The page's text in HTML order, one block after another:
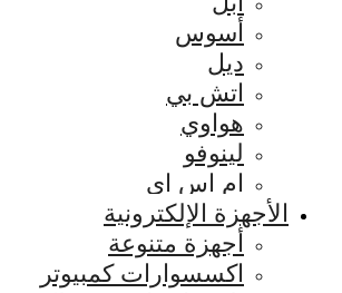
أسوس
ديل
اتش بي
هواوي
لينوفو
ام اس اي
الأجهزة الإلكترونية
أجهزة متنوعة
اكسسوارات كمبيوتر